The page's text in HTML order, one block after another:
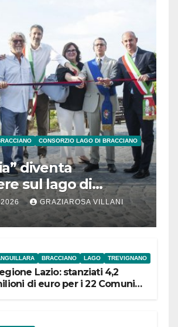
CONSORZIO LAGO DI BRACCIANO
diventa
sul lago di
ieriGRAZIAROSA VILLANI
BRACCIANO LAGO TREVIGNANO
Lazio: stanziati 4,2
di euro per i 22 Comuni